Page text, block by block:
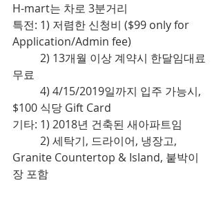
H-mart는 차로 3분거리
특전: 1) 저렴한 신청비 ($99 only for
Application/Admin fee)
무료
$100 식당 Gift Card
기타: 1) 2018년 건축된 새아파트임
Granite Countertop & Island, 붙박이
장 포함